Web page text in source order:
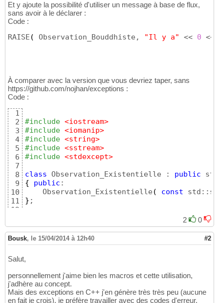
Et y ajoute la possibilité d'utiliser un message à base de flux,
sans avoir à le déclarer :
Code :
RAISE ( Observation_Bouddhiste, "Il y a" << 0 <<
À comparer avec la version que vous devriez taper, sans
https://github.com/nojhan/exceptions :
Code :
1
2
3
4
5
6
7
8
9
10
11
12
14
15
16
18
20
21
22
#include <iostream>
#include <iomanip>
#include <string>
#include <sstream>
#include <stdexcept>
class Observation_Existentielle : public
{
public :
    Observation_Existentielle
( const
} ;
public
{ public:
    Observation_Bouddhiste
};
int
try {
        std::ostringstream msg;
double vacuite = 0;
2 0
Bousk, le 15/04/2014 à 12h40 #2
Salut,
personnellement j'aime bien les macros et cette utilisation,
j'adhère au concept.
Mais des exceptions en C++ j'en génère très très peu (aucune
en fait je crois), je préfère travailler avec des codes d'erreur.